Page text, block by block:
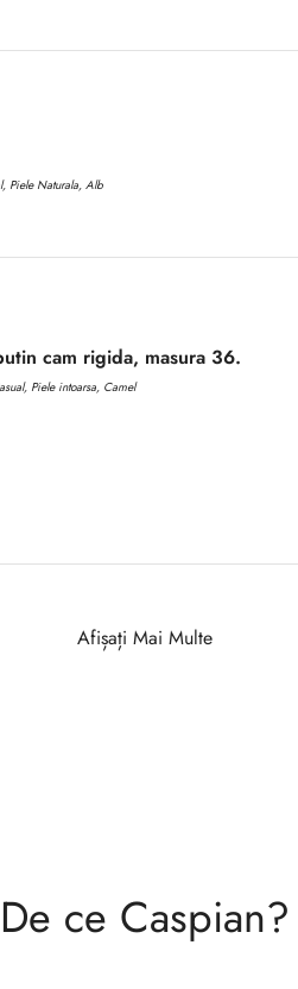
Piele Naturala, Alb
cam rigida, masura 36.
Piele intoarsa, Camel
Afișați Mai Multe
De ce Caspian?